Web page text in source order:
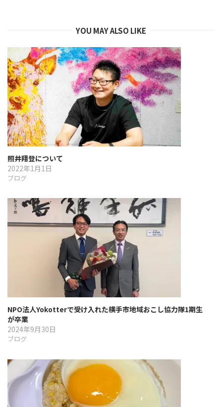
ン
YOU MAY ALSO LIKE
照井翔登について
2022年1月1日
ブログ
NPO法人Yokotterで受け入れた横手市地域おこし協力隊1期生
が卒業
2024年9月30日
ブログ